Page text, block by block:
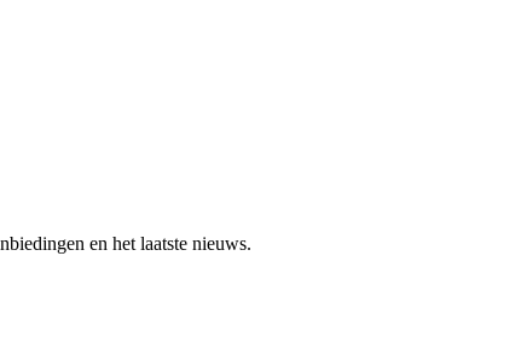
en het laatste nieuws.